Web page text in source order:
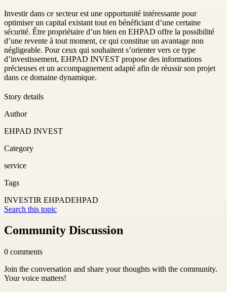
Investir dans ce secteur est une opportunité intéressante pour
optimiser un capital existant tout en bénéficiant d’une certaine
sécurité. Être propriétaire d’un bien en EHPAD offre la possibilité
d’une revente à tout moment, ce qui constitue un avantage non
négligeable. Pour ceux qui souhaitent s’orienter vers ce type
d’investissement, EHPAD INVEST propose des informations
précieuses et un accompagnement adapté afin de réussir son projet
dans ce domaine dynamique.
Story details
Author
EHPAD INVEST
Category
service
Tags
INVESTIR EHPADEHPAD
Search this topic
Community Discussion
0 comments
Join the conversation and share your thoughts with the community.
Your voice matters!